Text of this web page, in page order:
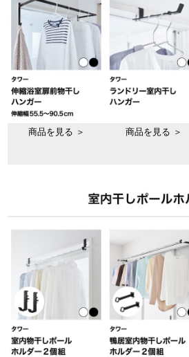
商品を見る ＞ 商品を見る ＞